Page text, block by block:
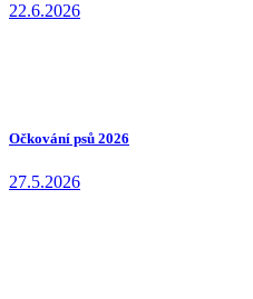
22.6.2026
Očkování psů 2026
27.5.2026